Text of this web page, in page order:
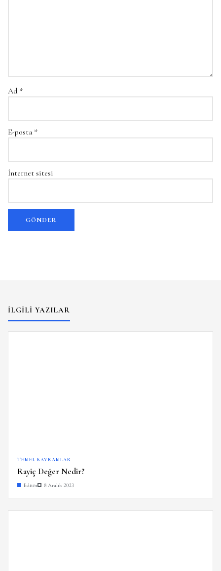
Ad *
E-posta *
İnternet sitesi
İLGILI YAZILAR
TEMEL KAVRAMLAR
Rayiç Değer Nedir?
Editör 8 Aralık 2023